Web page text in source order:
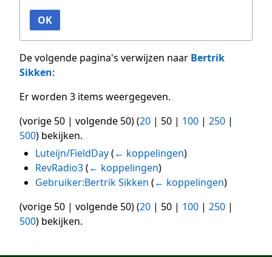
OK
De volgende pagina's verwijzen naar Bertrik
Sikken:
Er worden 3 items weergegeven.
(vorige 50 | volgende 50) (20 | 50 | 100 | 250 |
500) bekijken.
Luteijn/FieldDay (← koppelingen)
RevRadio3 (← koppelingen)
Gebruiker:Bertrik Sikken (← koppelingen)
(vorige 50 | volgende 50) (20 | 50 | 100 | 250 |
500) bekijken.